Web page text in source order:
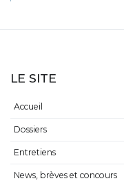
LE SITE
Accueil
Dossiers
Entretiens
News, brèves et concours